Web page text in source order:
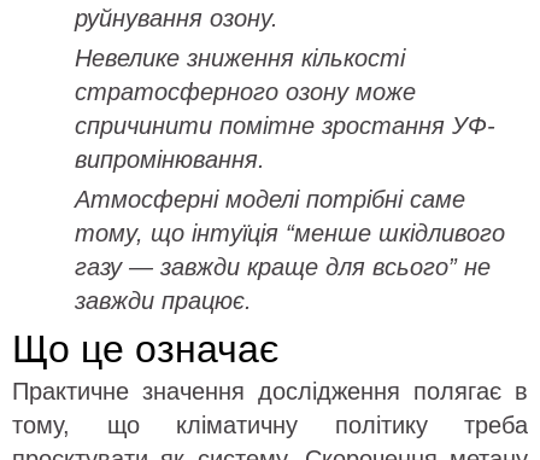
руйнування озону.
Невелике зниження кількості
стратосферного озону може
спричинити помітне зростання УФ-
випромінювання.
Атмосферні моделі потрібні саме
тому, що інтуїція “менше шкідливого
газу — завжди краще для всього” не
завжди працює.
Що це означає
Практичне значення дослідження полягає в
тому, що кліматичну політику треба